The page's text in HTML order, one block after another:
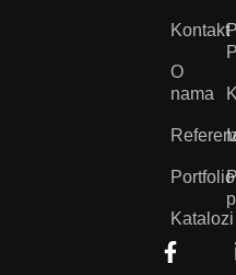
Kontakt
O
nama
Portfolio
Katalozi